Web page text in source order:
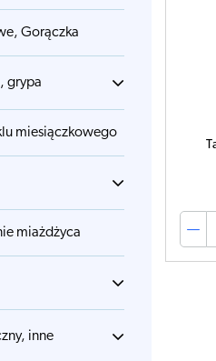
Gorączka
grypa
miesiączkowego
miażdżyca
inne